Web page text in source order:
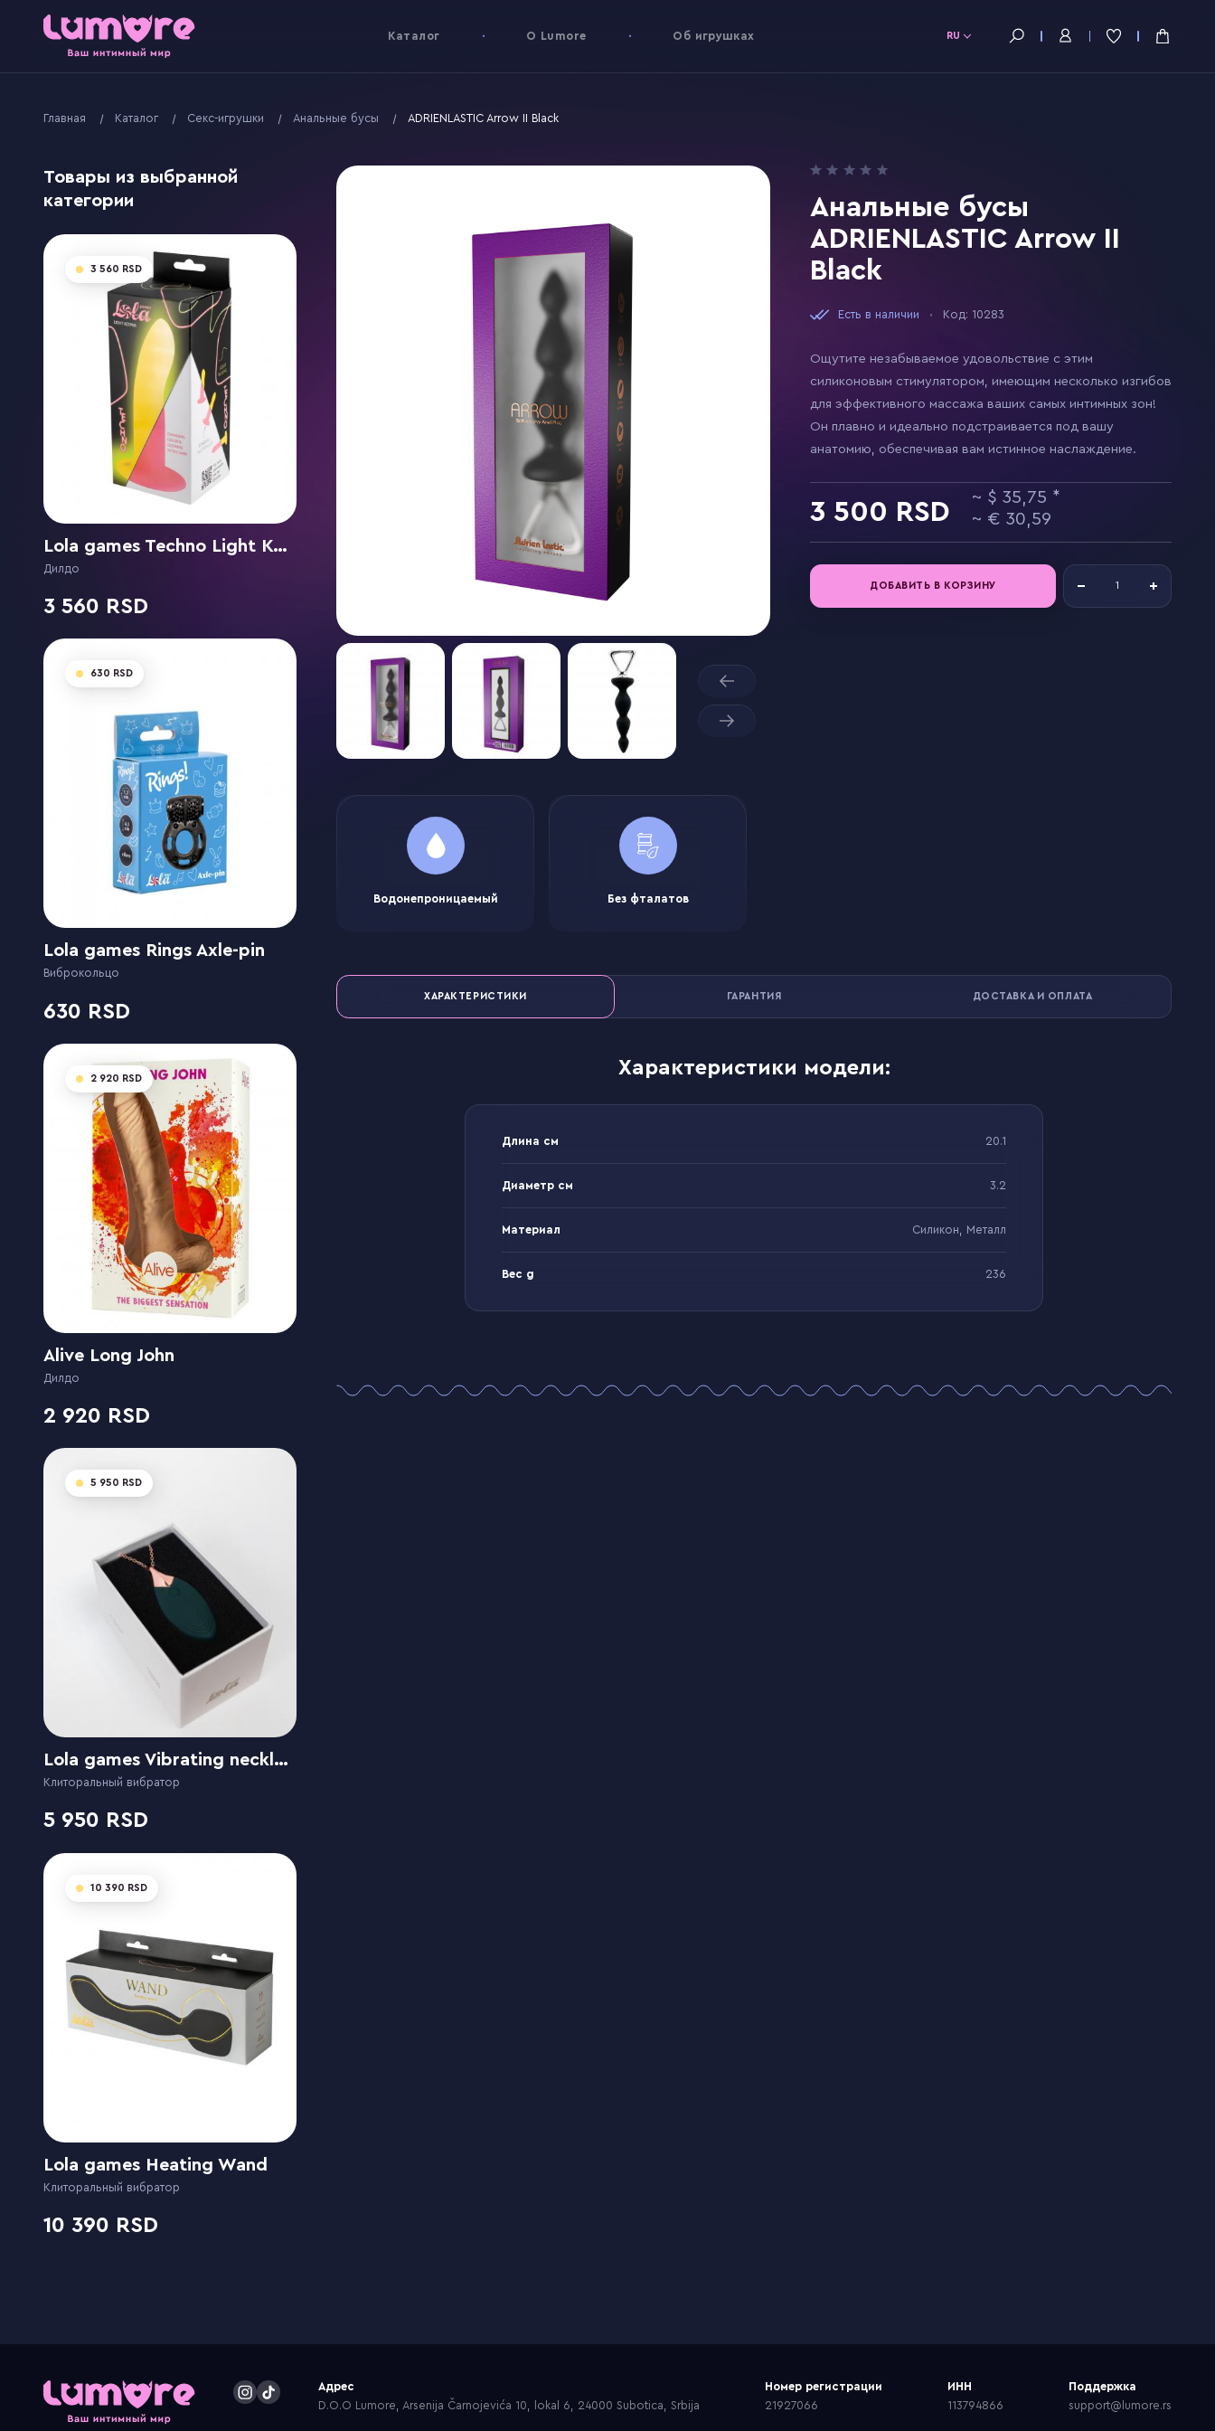
Kаталог О Lumore Об игрушках RU
Главная Kаталог Секс-игрушки Анальные бусы ADRIENLASTIC Arrow II Black
Товары из выбранной
категории
3 560
Lola games Techno Light Keeper
Дилдо
3 560
630
Lola games Rings Axle-pin
Виброкольцо
630
2 920
Alive Long John
Дилдо
2 920
5 950
Lola games Vibrating necklace Liberty Leaf
Клиторальный вибратор
5 950
10 390
Lola games Heating Wand
Клиторальный вибратор
10 390
Анальные бусы
ADRIENLASTIC Arrow II
Black
Есть в наличии Код: 10283
Ощутите незабываемое удовольствие с этим
силиконовым стимулятором, имеющим несколько изгибов
для эффективного массажа ваших самых интимных зон!
Он плавно и идеально подстраивается под вашу
анатомию, обеспечивая вам истинное наслаждение.
3 500
35,75
30,59
ДОБАВИТЬ В КОРЗИНУ
Водонепроницаемый Без фталатов
ХАРАКТЕРИСТИКИ ГАРАНТИЯ ДОСТАВКА И ОПЛАТА
Характеристики модели:
Длина см 20.1
Диаметр см 3.2
Материал Силикон, Металл
Вес g 236
Адрес
D.O.O Lumore, Arsenija Čarnojevića 10, lokal 6, 24000 Subotica, Srbija
Номер регистрации
21927066
ИНН
113794866
Поддержка
support@lumore.rs